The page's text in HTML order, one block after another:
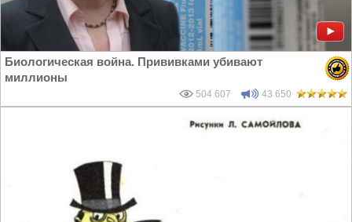
Биологическая война. Прививками убивают
миллионы
504 607 43 650